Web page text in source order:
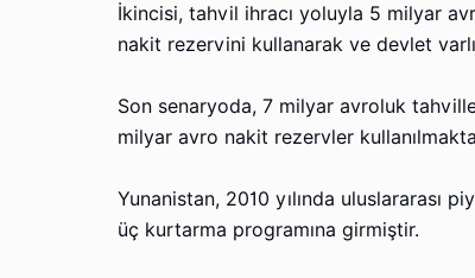
İkincisi, tahvil ihracı yoluyla 5 milyar
nakit rezervini kullanarak ve devlet
Son senaryoda, 7 milyar avroluk
milyar avro nakit rezervler
Yunanistan, 2010 yılında uluslararası
üç kurtarma programına girmiştir.